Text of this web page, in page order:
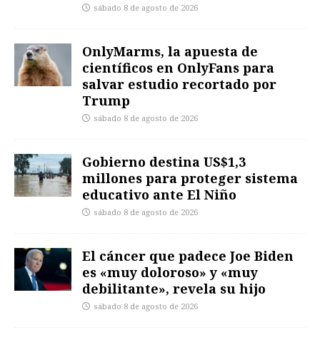
sábado 8 de agosto de 2026
OnlyMarms, la apuesta de
científicos en OnlyFans para
salvar estudio recortado por
Trump
sábado 8 de agosto de 2026
Gobierno destina US$1,3
millones para proteger sistema
educativo ante El Niño
sábado 8 de agosto de 2026
El cáncer que padece Joe Biden
es «muy doloroso» y «muy
debilitante», revela su hijo
sábado 8 de agosto de 2026